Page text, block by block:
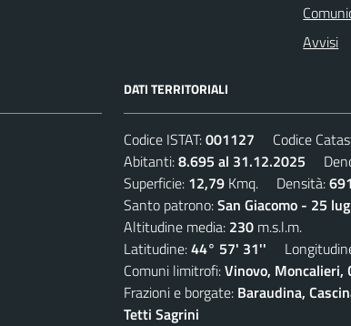
Avvisi
DATI TERRITORIALI
Codice ISTAT:001127 Codice
Abitanti:8.695 al 31.12.2025
Superficie: 12,79 Kmq. Densità:691
Santo patrono:San Giacomo - 25
Altitudine media: 230 m.s.l.m.
Latitudine:44° 57' 31''
Comuni limitrofi:Vinovo, Moncalieri,
Frazioni e borgate: Baraudina,
Tetti Sagrini